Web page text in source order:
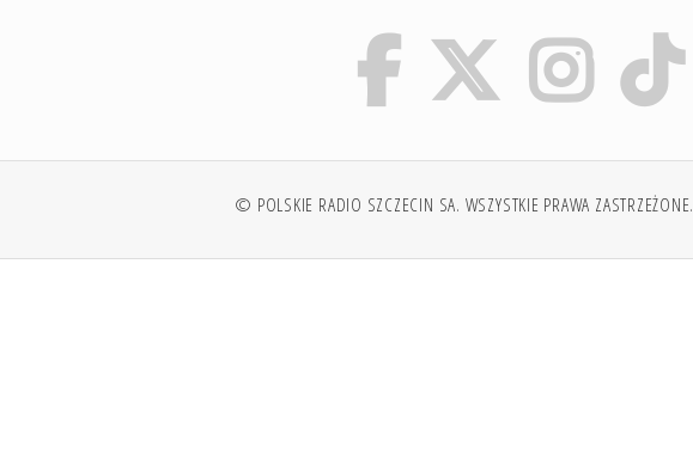
© POLSKIE RADIO SZCZECIN SA. WSZYSTKIE PRAWA ZASTRZEŻONE.